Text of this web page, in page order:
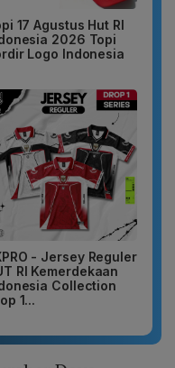
17 Agustus Hut RI
2026 Topi
Logo Indonesia
- Jersey Reguler
RI Kemerdekaan
Collection
1...